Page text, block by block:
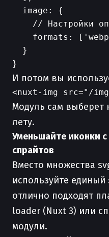
  image: {
// Настройки
formats:
  }
И потом вы
Модуль сам
лету.
Уменьшайте иконки
спрайтов
Вместо множества
используйте единый
отлично подходят
loader (Nuxt 3) или
модули.